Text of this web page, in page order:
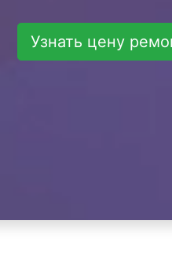
Узнать цену